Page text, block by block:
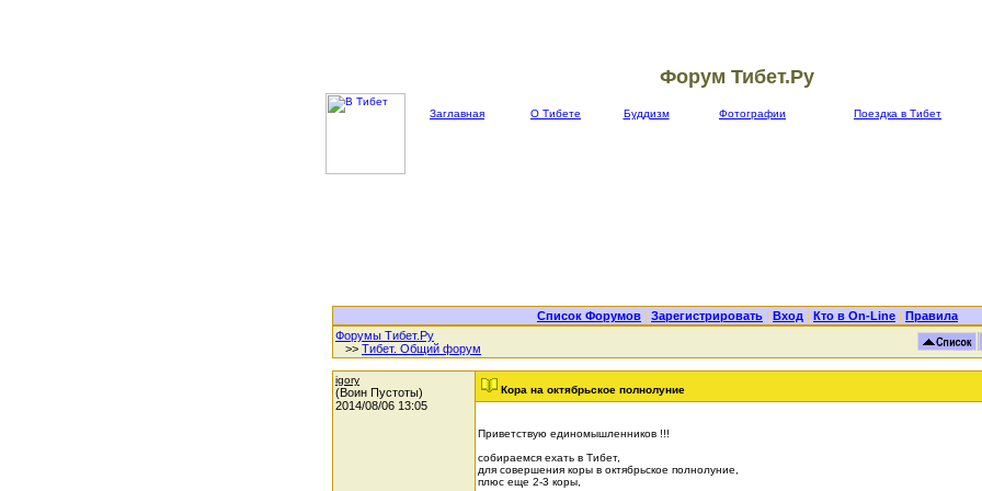
Форум Тибет.Ру
Заглавная О Тибете Буддизм Фотографии Поездка в Тибет
Список Форумов | Зарегистрировать | Вход | Кто в On-Line | Правила
Форумы Тибет.Ру
>> Тибет. Общий форум
igory
(Воин Пустоты)
2014/08/06 13:05
Кора на октябрьское полнолуние
Приветствую единомышленников !!!
собираемся ехать в Тибет,
для совершения коры в октябрьское полнолуние,
плюс еще 2-3 коры,